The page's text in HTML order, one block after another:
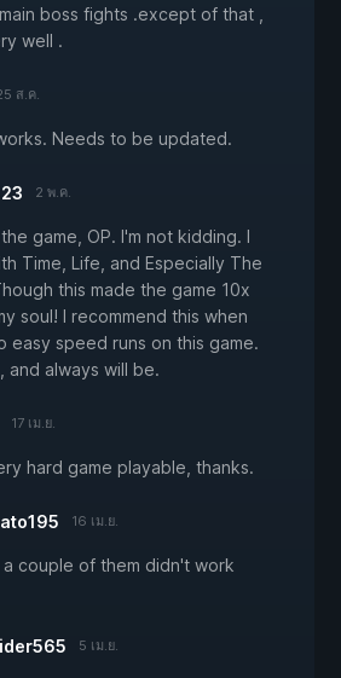
boss fights .except of that ,
well .
ส.ค.
Needs to be updated.
2 พ.ค.
game, OP. I'm not kidding. I
Time, Life, and Especially The
this made the game 10x
soul! I recommend this when
easy speed runs on this game.
and always will be.
17 เม.ย.
hard game playable, thanks.
16 เม.ย.
couple of them didn't work
5 เม.ย.